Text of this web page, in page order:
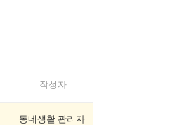
작성자
동네생활 관리자